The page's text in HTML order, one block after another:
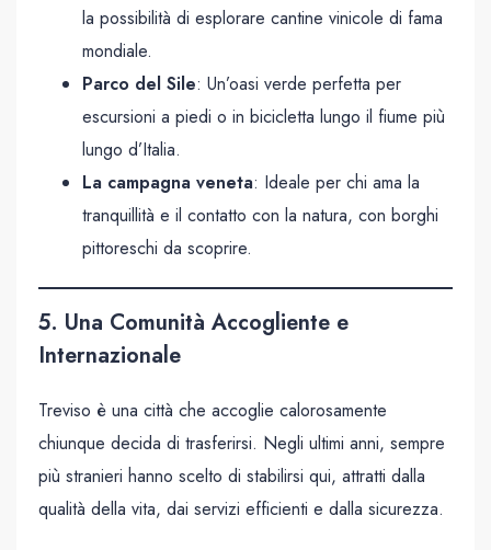
la possibilità di esplorare cantine vinicole di fama
mondiale.
Parco del Sile: Un’oasi verde perfetta per
escursioni a piedi o in bicicletta lungo il fiume più
lungo d’Italia.
La campagna veneta: Ideale per chi ama la
tranquillità e il contatto con la natura, con borghi
pittoreschi da scoprire.
5. Una Comunità Accogliente e
Internazionale
Treviso è una città che accoglie calorosamente
chiunque decida di trasferirsi. Negli ultimi anni, sempre
più stranieri hanno scelto di stabilirsi qui, attratti dalla
qualità della vita, dai servizi efficienti e dalla sicurezza.